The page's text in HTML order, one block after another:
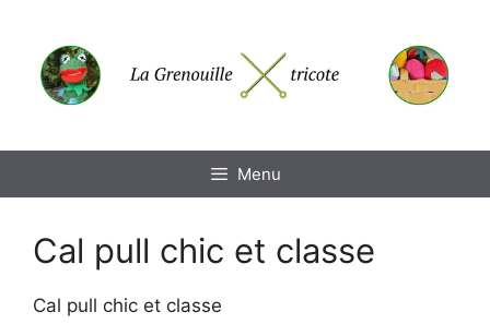
contenu
Menu
Cal pull chic et classe
Cal pull chic et classe